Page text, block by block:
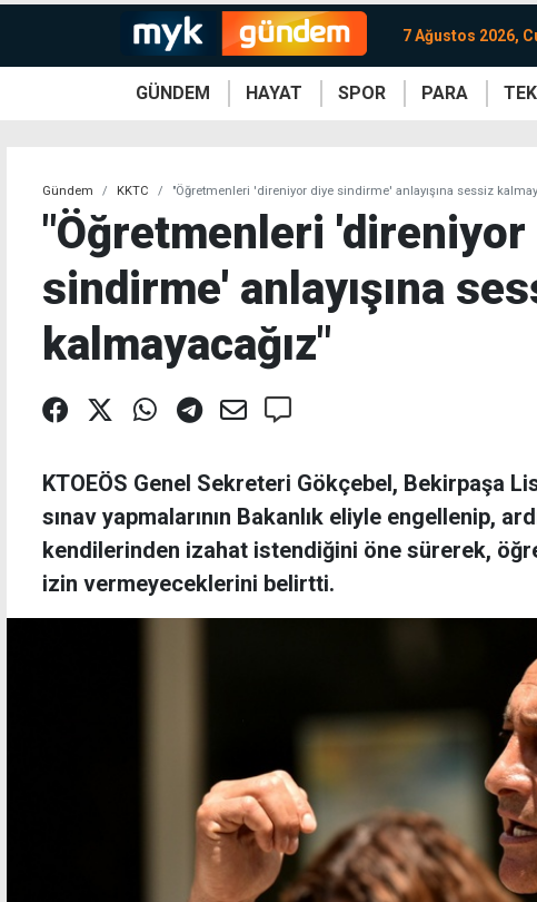
7 Ağustos 2026,
GÜNDEM HAYAT SPOR PARA
Gündem KKTC "Öğretmenleri 'direniyor diye sindirme' anlayışına sessiz
"Öğretmenleri 'direniyor
sindirme' anlayışına
kalmayacağız"
KTOEÖS Genel Sekreteri Gökçebel, Bekirpaşa
sınav yapmalarının Bakanlık eliyle engellenip,
kendilerinden izahat istendiğini öne sürerek,
izin vermeyeceklerini belirtti.